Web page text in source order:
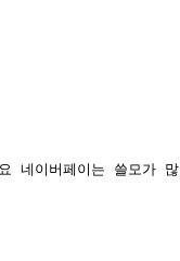
네이버페이는 쓸모가